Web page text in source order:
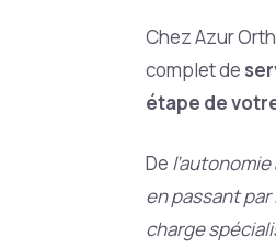
Chez Azur
complet de
étape de
De
en passant
charge